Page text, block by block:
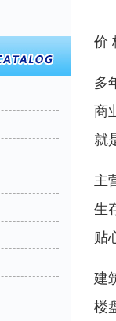
价
多
商
就
主
生
贴
建
楼